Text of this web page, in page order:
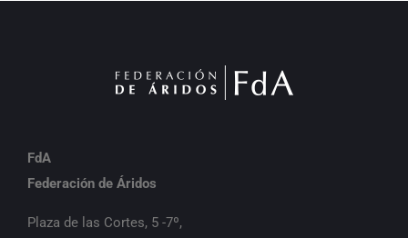
FdA
Federación de Áridos
Plaza de las Cortes, 5 -7º,